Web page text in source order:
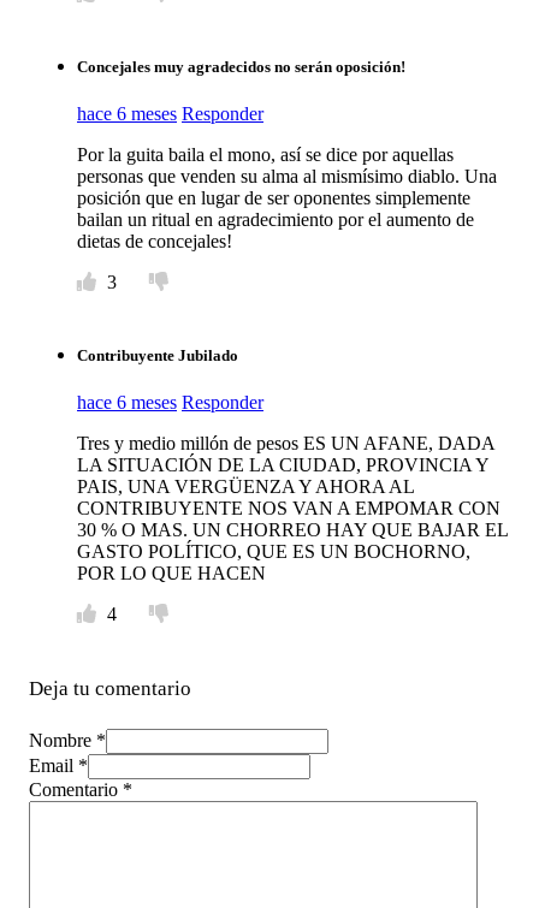
Concejales muy agradecidos no serán oposición!
hace 6 meses Responder
Por la guita baila el mono, así se dice por aquellas
personas que venden su alma al mismísimo diablo. Una
posición que en lugar de ser oponentes simplemente
bailan un ritual en agradecimiento por el aumento de
dietas de concejales!
3
Contribuyente Jubilado
hace 6 meses Responder
Tres y medio millón de pesos ES UN AFANE, DADA
LA SITUACIÓN DE LA CIUDAD, PROVINCIA Y
PAIS, UNA VERGÜENZA Y AHORA AL
CONTRIBUYENTE NOS VAN A EMPOMAR CON
30 % O MAS. UN CHORREO HAY QUE BAJAR EL
GASTO POLÍTICO, QUE ES UN BOCHORNO,
POR LO QUE HACEN
4
Deja tu comentario
Nombre *
Email *
Comentario *